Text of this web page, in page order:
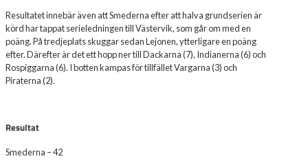
Resultatet innebär även att Smederna efter att halva grundserien är
körd har tappat serieledningen till Västervik, som går om med en
poäng. På tredjeplats skuggar sedan Lejonen, ytterligare en poäng
efter. Därefter är det ett hopp ner till Dackarna (7), Indianerna (6) och
Rospiggarna (6). I botten kampas för tillfället Vargarna (3) och
Piraterna (2).
Resultat
Smederna – 42